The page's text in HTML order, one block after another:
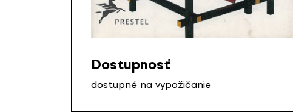
Dostupnosť
dostupné na vypožičanie